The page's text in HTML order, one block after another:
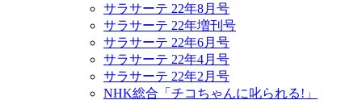
サラサーテ 22年8月号
サラサーテ 22年増刊号
サラサーテ 22年6月号
サラサーテ 22年4月号
サラサーテ 22年2月号
NHK総合「チコちゃんに叱られる!」